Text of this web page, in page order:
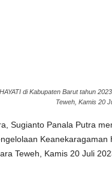
di Kabupaten Barut tahun
Teweh, Kamis 20
Sugianto Panala Putra
Keanekaragaman
Teweh, Kamis 20 Juli